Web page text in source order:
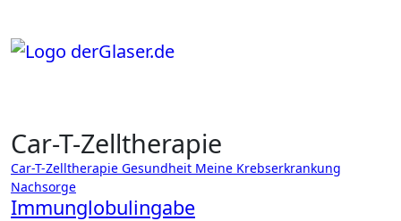
springen
Car-T-Zelltherapie
Car-T-Zelltherapie Gesundheit Meine Krebserkrankung
Nachsorge
Immunglobulingabe